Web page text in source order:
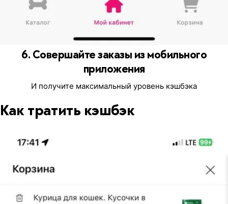
6. Совершайте заказы из мобильного
приложения
И получите максимальный уровень кэшбэка
Как тратить кэшбэк